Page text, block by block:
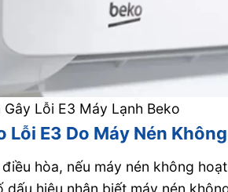
Lỗi E3 Máy Lạnh Beko
Lỗi E3 Do Máy Nén
hòa, nếu máy nén không
dấu hiệu nhận biết máy nén